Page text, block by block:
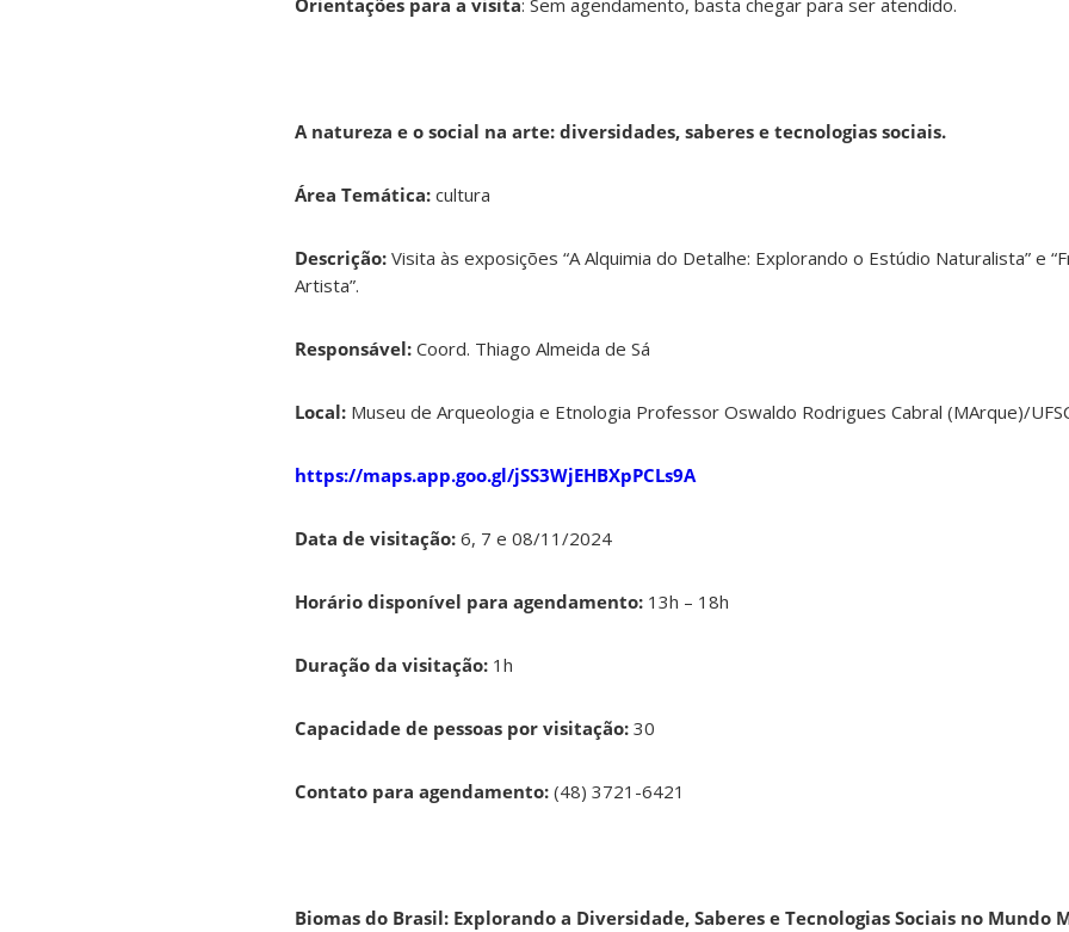
Orientações para a visita: Sem agendamento, basta chegar para ser atendido.
A natureza e o social na arte: diversidades, saberes e tecnologias sociais.
Área Temática: cultura
Descrição: Visita às exposições “A Alquimia do Detalhe: Explorando o Estúdio Naturalista” e
Artista”.
Responsável: Coord. Thiago Almeida de Sá
Local: Museu de Arqueologia e Etnologia Professor Oswaldo Rodrigues Cabral (MArque)/
https://maps.app.goo.gl/jSS3WjEHBXpPCLs9A
Data de visitação: 6, 7 e 08/11/2024
Horário disponível para agendamento: 13h – 18h
Duração da visitação: 1h
Capacidade de pessoas por visitação: 30
Contato para agendamento: (48) 3721-6421
Biomas do Brasil: Explorando a Diversidade, Saberes e Tecnologias Sociais no Mundo